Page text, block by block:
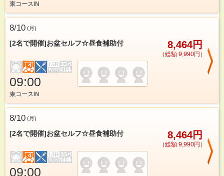
東コースIN
8/10 (月)
[2名で開催]お盆セルフ☆昼食補助付 8,464円
（総額 9,990円）
09:00
東コースIN
8/10 (月)
[2名で開催]お盆セルフ☆昼食補助付 8,464円
（総額 9,990円）
09:00